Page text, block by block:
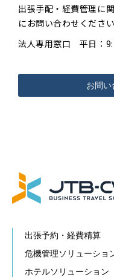
出張手配・経費管理に
にお問い合わせください
法人専用窓口 平日：
お問い
出張予約・経費精算
危機管理ソリューショ
ホテルソリューション